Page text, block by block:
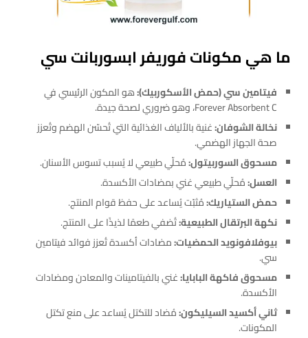
ما هي مكونات فوريفر ابسوربانت سي
فيتامين سي (حمض الأسكوربيك):هو المكون الرئيسي في
Forever Absorbent C، وهو ضروري لصحة جيدة.
نخالة الشوفان:غنية بالألياف الغذائية التي تُحسّن الهضم وتُعزز
صحة الجهاز الهضمي.
مسحوق السوربيتول:مُحلّي طبيعي لا يُسبب تسوس الأسنان.
العسل:مُحلّي طبيعي غني بمضادات الأكسدة.
حمض الستياريك:مُثبّت يُساعد على حفظ قوام المنتج.
نكهة البرتقال الطبيعية:تُضفي طعمًا لذيذًا على المنتج.
بيوفلافونويد الحمضيات:مضادات أكسدة تُعزز فوائد فيتامين
سي.
مسحوق فاكهة البابايا:غني بالفيتامينات والمعادن ومضادات
الأكسدة.
ثاني أكسيد السيليكون:مُضاد للتكتل يُساعد على منع تكتل
المكونات.